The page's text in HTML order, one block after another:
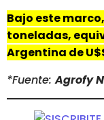
Bajo este
toneladas,
Argentina de
*Fuente:Agrofy